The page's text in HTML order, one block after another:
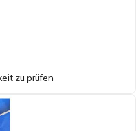
zu prüfen